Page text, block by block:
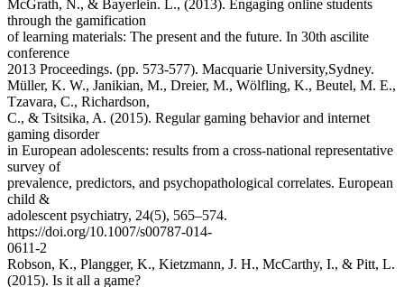
McGrath, N., & Bayerlein. L., (2013). Engaging online students
through the gamification
of learning materials: The present and the future. In 30th ascilite
conference
2013 Proceedings. (pp. 573-577). Macquarie University,Sydney.
Müller, K. W., Janikian, M., Dreier, M., Wölfling, K., Beutel, M. E.,
Tzavara, C., Richardson,
C., & Tsitsika, A. (2015). Regular gaming behavior and internet
gaming disorder
in European adolescents: results from a cross-national representative
survey of
prevalence, predictors, and psychopathological correlates. European
child &
adolescent psychiatry, 24(5), 565–574.
https://doi.org/10.1007/s00787-014-
0611-2
Robson, K., Plangger, K., Kietzmann, J. H., McCarthy, I., & Pitt, L.
(2015). Is it all a game?